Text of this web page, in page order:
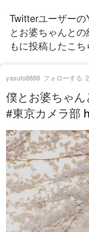
Twitterユーザー
とお婆ちゃんと
もに投稿したこち
僕とお婆ちゃん
#東京カメラ部
yasuto8888 フォローする